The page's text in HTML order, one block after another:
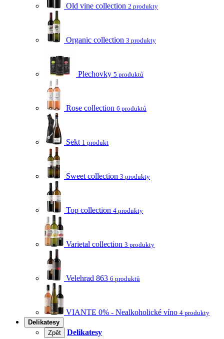
Old vine collection 2 produkty
Organic collection 3 produkty
Plechovky 5 produktů
Rose collection 6 produktů
Sekt 1 produkt
Sweet collection 3 produkty
Top collection 4 produkty
Varietal collection 3 produkty
Velehrad 863 6 produktů
VIANTE 0% - Nealkoholické víno 4 produkty
Delikatesy
Zpět
Delikatesy